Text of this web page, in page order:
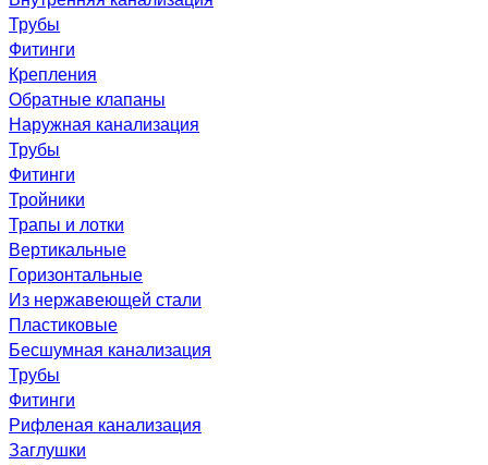
Трубы
Фитинги
Крепления
Обратные клапаны
Наружная канализация
Трубы
Фитинги
Тройники
Трапы и лотки
Вертикальные
Горизонтальные
Из нержавеющей стали
Пластиковые
Бесшумная канализация
Трубы
Фитинги
Рифленая канализация
Заглушки